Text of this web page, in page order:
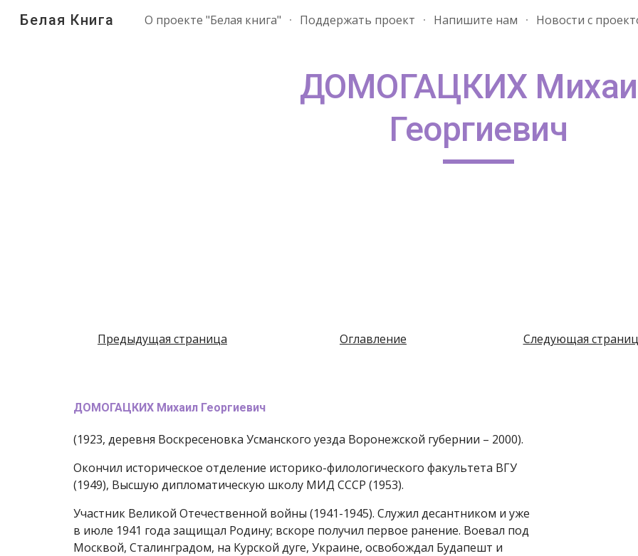
Skip to main content Skip to
Белая Книга О проекте "Белая книга" Поддержать проект Напишите нам Новости с
ДОМОГАЦКИХ
Георгиевич
Предыдущая страница Оглавление Следующая
ДОМОГАЦКИХ Михаил Георгиевич
(1923, деревня Воскресеновка Усманского уезда Воронежской губернии – 2000).
Окончил историческое отделение историко-филологического факультета ВГУ
(1949), Высшую дипломатическую школу МИД СССР (1953).
Участник Великой Отечественной войны (1941-1945). Служил десантником и уже
в июле 1941 года защищал Родину; вскоре получил первое ранение. Воевал под
Москвой, Сталинградом, на Курской дуге, Украине, освобождал Будапешт и